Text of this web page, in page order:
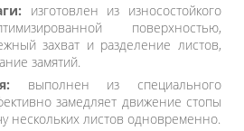
изготовлен из износостойкого
поверхностью,
захват и разделение листов,
замятий.
выполнен из специального
замедляет движение стопы
нескольких листов одновременно.